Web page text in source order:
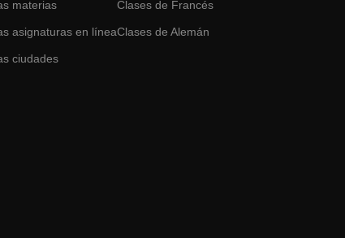
materias
asignaturas en línea
ciudades
Clases de Francés
Clases de Alemán